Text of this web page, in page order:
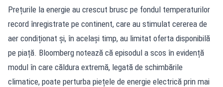
Prețurile la energie au crescut brusc pe fondul temperaturilor
record înregistrate pe continent, care au stimulat cererea de
aer condiționat și, în același timp, au limitat oferta disponibilă
pe piață. Bloomberg notează că episodul a scos în evidență
modul în care căldura extremă, legată de schimbările
climatice, poate perturba piețele de energie electrică prin mai